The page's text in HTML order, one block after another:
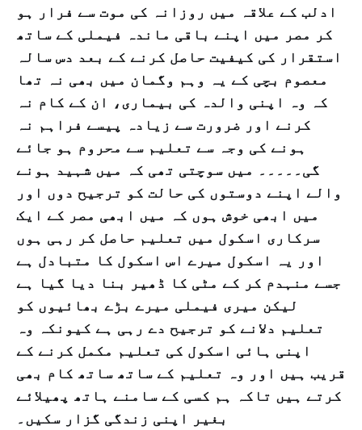
ادلب کے علاقہ میں روزانہ کی موت سے فرار ہو
کر مصر میں اپنے باقی ماندہ فیملی کے ساتھ
استقرار کی کیفیت حاصل کرنے کے بعد دس سالہ
معصوم بچی کے یہ وہم وگمان میں بھی نہ تھا
کہ وہ اپنی والدہ کی بیماری، ان کے کام نہ
کرنے اور ضرورت سے زیادہ پیسے فراہم نہ
ہونے کی وجہ سے تعلیم سے محروم ہو جائے
گی۔۔۔۔۔ میں سوچتی تھی کہ میں شہید ہونے
والے اپنے دوستوں کی حالت کو ترجیح دوں اور
میں ابھی خوش ہوں کہ میں ابھی مصر کے ایک
سرکاری اسکول میں تعلیم حاصل کر رہی ہوں
اور یہ اسکول میرے اس اسکول کا متبادل ہے
جسے منہدم کر کے مٹی کا ڈھیر بنا دیا گیا ہے
لیکن میری فیملی میرے بڑے بھائیوں کو
تعلیم دلانے کو ترجیح دے رہی ہے کیونکہ وہ
اپنی ہائی اسکول کی تعلیم مکمل کرنے کے
قریب ہیں اور وہ تعلیم کے ساتھ ساتھ کام بھی
کرتے ہیں تاکہ ہم کسی کے سامنے ہاتھ پھیلائے
بغیر اپنی زندگی گزار سکیں۔